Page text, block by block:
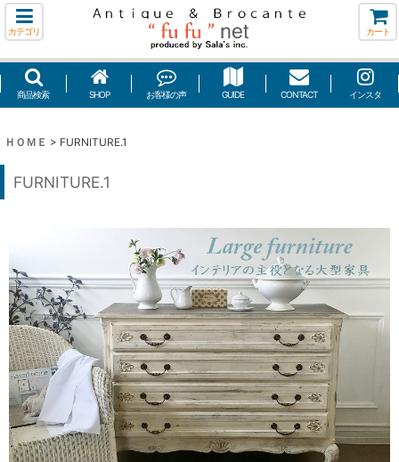
カテゴリ カート
商品検索 SHOP お客様の声 GUIDE CONTACT インスタ
ＨＯＭＥ > FURNITURE.1
FURNITURE.1